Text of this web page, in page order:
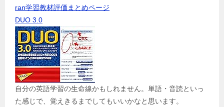
ran学習教材評価まとめページ
DUO 3.0
自分の英語学習の生命線かもしれません。単語・音読といっ
た感じで、覚えきるまでしてもいいかなと思います。